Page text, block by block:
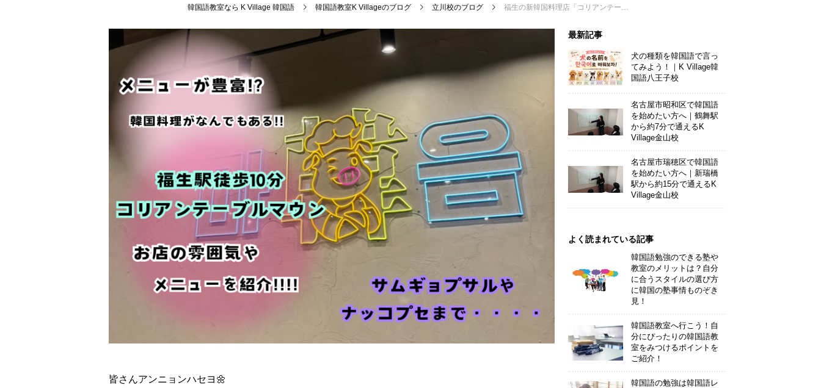
韓国語教室なら K Village 韓国語 韓国語教室K Villageのブログ 立川校のブログ 福生の新韓国料理店「コリアンテーブルマウン」に行ってみた！
皆さんアンニョンハセヨ🌼
最新記事
犬の種類を韓国語で言っ
てみよう！｜K Village韓
国語八王子校
名古屋市昭和区で韓国語
を始めたい方へ｜鶴舞駅
から約7分で通えるK
Village金山校
名古屋市瑞穂区で韓国語
を始めたい方へ｜新瑞橋
駅から約15分で通えるK
Village金山校
よく読まれている記事
韓国語勉強のできる塾や
教室のメリットは？自分
に合うスタイルの選び方
に韓国の塾事情ものぞき
見！
韓国語教室へ行こう！自
分にぴったりの韓国語教
室をみつけるポイントを
ご紹介！
韓国語の勉強は韓国語レ